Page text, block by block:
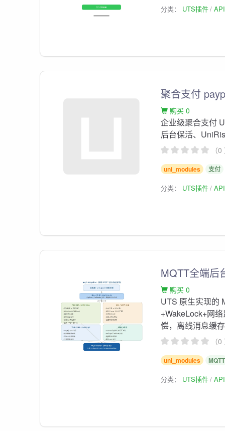
分类： UTS插件
聚合支付
购买 0
企业级聚合支付
后台保活、
（
uni_modules 支付
分类： UTS插件
MQTT全端后
购买 0
UTS 原生实现的
+WakeLock+网
偿，离线消息缓
（
uni_modules MQTT
分类： UTS插件